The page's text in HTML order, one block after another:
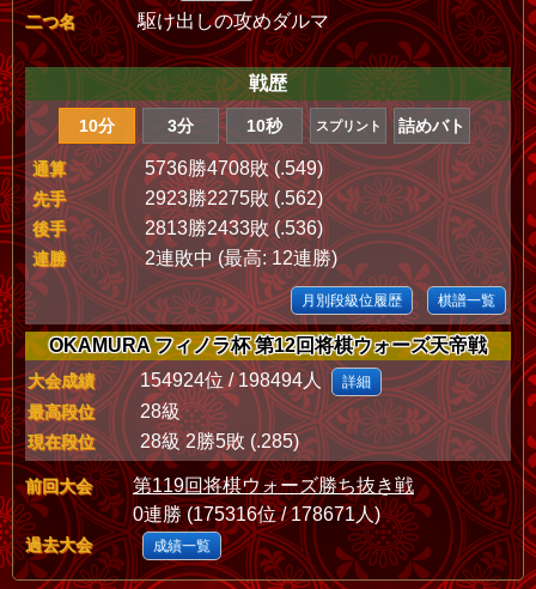
二つ名 駆け出しの攻めダルマ
戦歴
10分 3分 10秒 スプリント 詰めバト
通算 5736勝4708敗 (.549)
先手 2923勝2275敗 (.562)
後手 2813勝2433敗 (.536)
連勝 2連敗中 (最高: 12連勝)
月別段級位履歴 棋譜一覧
OKAMURA フィノラ杯 第12回将棋ウォーズ天帝戦
大会成績 154924位 / 198494人 詳細
最高段位 28級
現在段位 28級 2勝5敗 (.285)
前回大会
第119回将棋ウォーズ勝ち抜き戦
0連勝 (175316位 / 178671人)
過去大会 成績一覧